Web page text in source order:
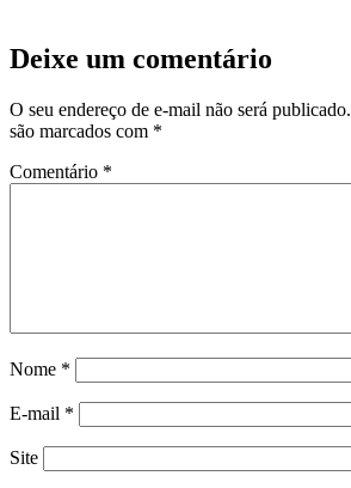
Deixe um comentário
O seu endereço de e-mail não será publicado.
são marcados com *
Comentário *
Nome *
E-mail *
Site